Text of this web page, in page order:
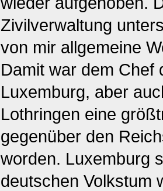
Zivilverwaltung
von mir allgemeine
Damit war dem Chef
Luxemburg, aber
Lothringen eine
gegenüber den
worden. Luxemburg
deutschen Volkstum